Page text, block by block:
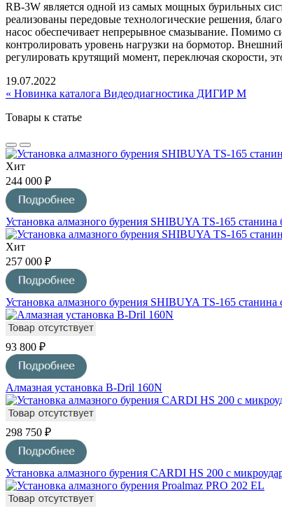
RB-3W является одной из самых мощных бурильных
реализованы передовые технологические решения,
насос обеспечивает непрерывное смазывание. Помимо
контролировать уровень нагрузки на бормотор.
регулировать крутящий момент, переключая скорости,
19.07.2022
« Новинка каталога Видеодиагностика ДИГИР М
Товары к статье
Хит
244 000 ₽
Установка алмазного бурения SHIBUYA TS-165 станина
Хит
257 000 ₽
Установка алмазного бурения SHIBUYA TS-165 станина
93 800 ₽
Алмазная установка B-Dril 160N
298 750 ₽
Установка алмазного бурения CARDI HS 200 с